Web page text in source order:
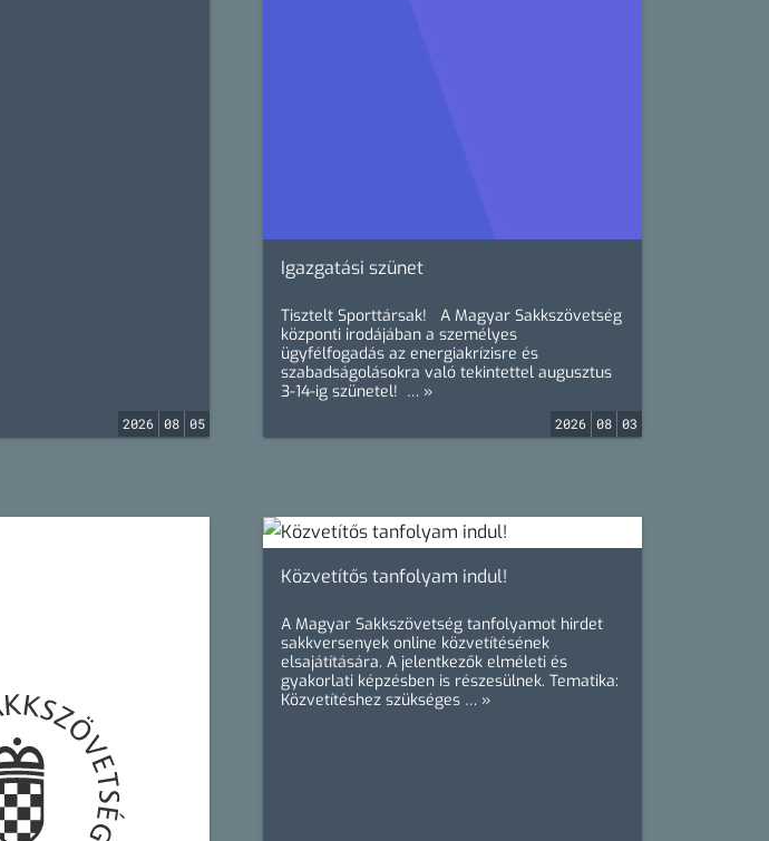
2026 08 05
Igazgatási szünet
Tisztelt Sporttársak! A Magyar Sakkszövetség
központi irodájában a személyes
ügyfélfogadás az energiakrízisre és
szabadságolásokra való tekintettel augusztus
3-14-ig szünetel! … »
2026 08 03
Közvetítős tanfolyam indul!
A Magyar Sakkszövetség tanfolyamot hirdet
sakkversenyek online közvetítésének
elsajátítására. A jelentkezők elméleti és
gyakorlati képzésben is részesülnek. Tematika:
Közvetítéshez szükséges … »